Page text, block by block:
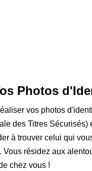
Photos
vos photos
des Titres
à trouver celui qui
résidez aux
chez vous !